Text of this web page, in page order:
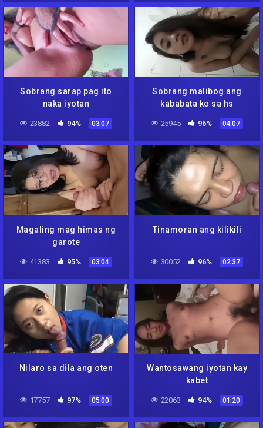
Sobrang sarap pag ito
naka iyotan
23882 94% 03:07
Sobrang malibog ang
kababata ko sa hs
25945 96% 04:07
Magaling mag himas ng
garote
41383 95% 03:04
Tinamoran ang kilikili
30052 96% 02:37
Nilaro sa dila ang oten
17757 97% 05:00
Wantosawang iyotan kay
kabet
22063 94% 01:20